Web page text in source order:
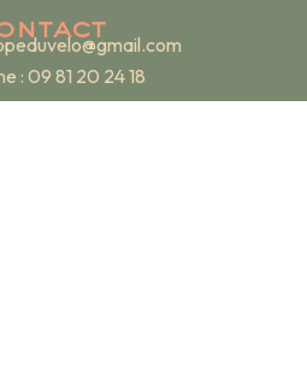
: 09 81 20 24 18
Renan – 69007 Lyon